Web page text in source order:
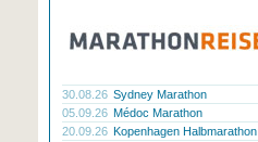
30.08.26 Sydney Marathon
05.09.26 Médoc Marathon
20.09.26 Kopenhagen Halbmarathon